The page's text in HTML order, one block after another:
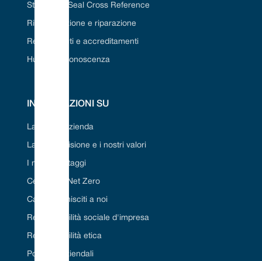
Strumento Seal Cross Reference
Ristrutturazione e riparazione
Regolamenti e accreditamenti
Hub della conoscenza
INFORMAZIONI SU
La nostra azienda
La nostra visione e i nostri valori
I nostri vantaggi
Certificato Net Zero
Carriera/Unisciti a noi
Responsabilità sociale d'impresa
Responsabilità etica
Politiche aziendali